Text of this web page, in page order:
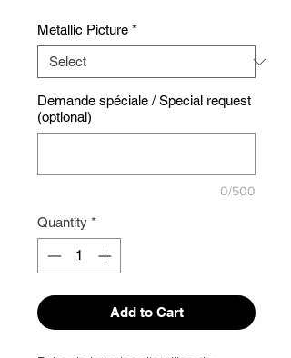
Metallic Picture *
Demande spéciale / Special request
(optional)
0/500
Quantity *
Add to Cart